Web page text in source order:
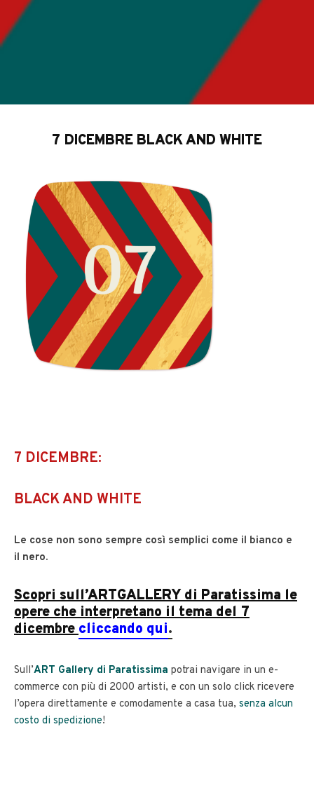
7 DICEMBRE BLACK AND WHITE
7 DICEMBRE:
BLACK AND WHITE
Le cose non sono sempre così semplici come il bianco e
il nero.
Scopri sull’ARTGALLERY di Paratissima le
opere che interpretano il tema del 7
dicembrecliccando qui.
Sull’ART Gallery di Paratissima potrai navigare in un e-
commerce con più di 2000 artisti, e con un solo click ricevere
l’opera direttamente e comodamente a casa tua, senza alcun
costo di spedizione!